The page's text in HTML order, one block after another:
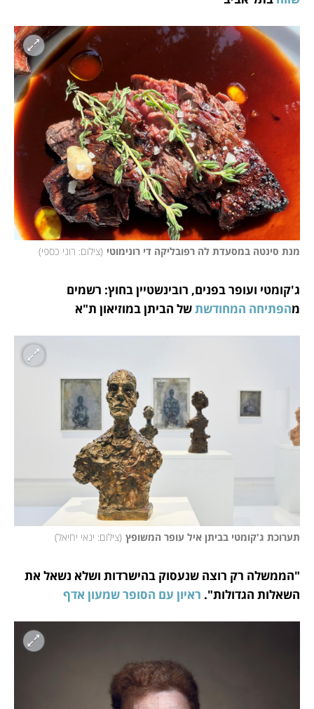
מנת סינטה במסעדת לה רפובליקה די רונימוטי (צילום: רוני כספי)
מהפתיחה המחודשת של הביתן במוזיאון ת"א
תערוכת ג'קומטי בביתן איל עופר המשופץ (צילום: ינאי יחיאל)
השאלות הגדולות". ראיון עם הסופר שמעון אדף